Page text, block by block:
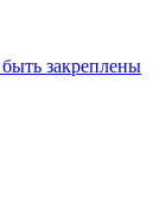
закреплены